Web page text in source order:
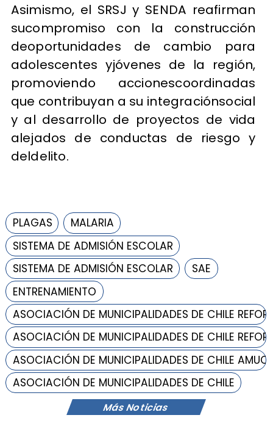
Más Noticias
Asimismo, el SRSJ y SENDA reafirman
sucompromiso con la construcción
deoportunidades de cambio para
adolescentes yjóvenes de la región,
promoviendo accionescoordinadas
que contribuyan a su integraciónsocial
y al desarrollo de proyectos de vida
alejados de conductas de riesgo y
deldelito.
PLAGAS
MALARIA
SISTEMA DE ADMISIÓN ESCOLAR
SISTEMA DE ADMISIÓN ESCOLAR
SAE
ENTRENAMIENTO
ASOCIACIÓN DE MUNICIPALIDADES DE CHILE
ASOCIACIÓN DE MUNICIPALIDADES DE CHILE
ASOCIACIÓN DE MUNICIPALIDADES DE CHILE
ASOCIACIÓN DE MUNICIPALIDADES DE CHILE